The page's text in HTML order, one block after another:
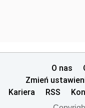
O nas
Zmień
Kariera
RSS